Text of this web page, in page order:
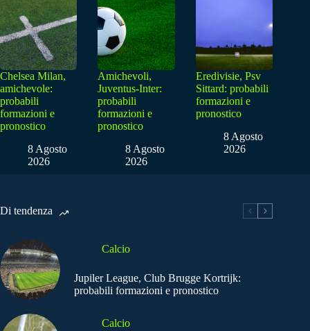
Chelsea Milan,
amichevole:
probabili
formazioni e
pronostico
8 Agosto
2026
Amichevoli,
Juventus-Inter:
probabili
formazioni e
pronostico
8 Agosto
2026
Eredivisie, Psv
Sittard: probabili
formazioni e
pronostico
8 Agosto
2026
Di tendenza
Calcio
Jupiler League, Club Brugge Kortrijk:
probabili formazioni e pronostico
Calcio